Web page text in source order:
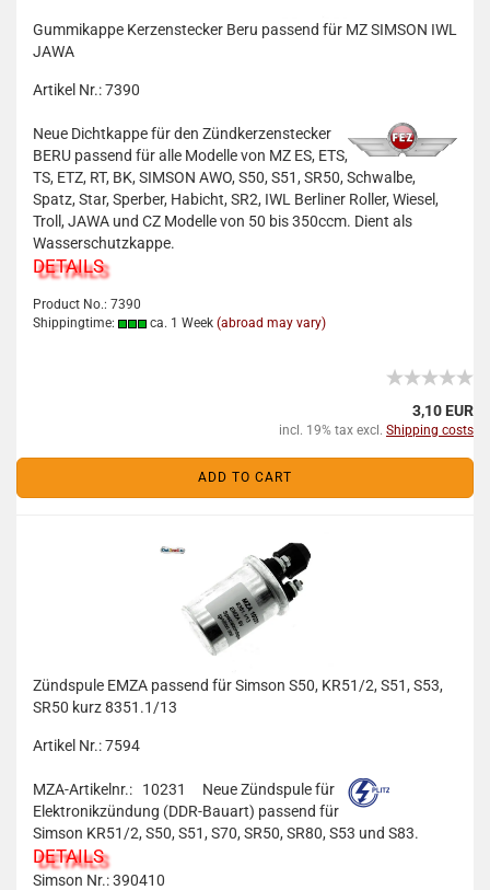
Gummikappe Kerzenstecker Beru passend für MZ SIMSON IWL
JAWA
Artikel Nr.: 7390
Neue Dichtkappe für den Zündkerzenstecker
BERU passend für alle Modelle von MZ ES, ETS,
TS, ETZ, RT, BK, SIMSON AWO, S50, S51, SR50, Schwalbe,
Spatz, Star, Sperber, Habicht, SR2, IWL Berliner Roller, Wiesel,
Troll, JAWA und CZ Modelle von 50 bis 350ccm. Dient als
Wasserschutzkappe.
DETAILS
Product No.: 7390
Shippingtime:
ca. 1 Week (abroad may vary)
3,10 EUR
incl. 19% tax excl. Shipping costs
ADD TO CART
Zündspule EMZA passend für Simson S50, KR51/2, S51, S53,
SR50 kurz 8351.1/13
Artikel Nr.: 7594
MZA-Artikelnr.: 10231
Neue Zündspule für
Elektronikzündung (DDR-Bauart) passend für
Simson KR51/2, S50, S51, S70, SR50, SR80, S53 und S83.
DETAILS
Simson Nr.:390410